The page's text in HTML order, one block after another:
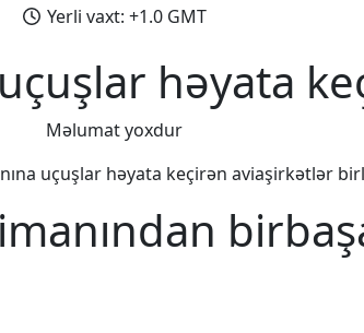
Yerli vaxt: +1.0 GMT
həyata
Məlumat yoxdur
uçuşlar həyata keçirən aviaşirkətlər